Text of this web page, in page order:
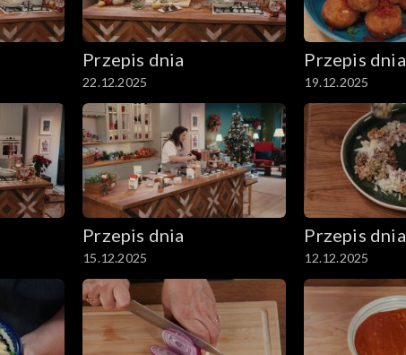
Przepis dnia
22.12.2025
Przepis dnia
19.12.2025
Przepis dnia
15.12.2025
Przepis dnia
12.12.2025